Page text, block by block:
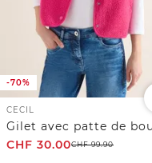
-70%
CECIL
CHF 30.00CHF99.90